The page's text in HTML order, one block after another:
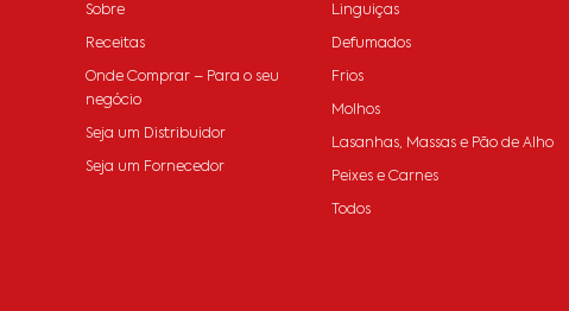
Sobre
Receitas
Onde Comprar – Para o seu
negócio
Seja um Distribuidor
Seja um Fornecedor
Linguiças
Defumados
Frios
Molhos
Lasanhas, Massas e Pão de Alho
Peixes e Carnes
Todos